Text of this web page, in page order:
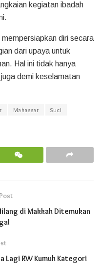
kegiatan ibadah
diri secara
dari upaya untuk
Hal ini tidak hanya
demi keselamatan
Makassar
Suci
di Makkah Ditemukan
Lagi RW Kumuh Kategori